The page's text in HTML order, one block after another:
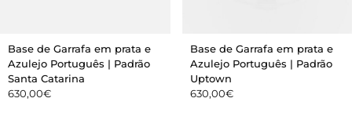
Base de Garrafa em prata e
Azulejo Português | Padrão
Santa Catarina
630,00€
Base de Garrafa em prata e
Azulejo Português | Padrão
Uptown
630,00€